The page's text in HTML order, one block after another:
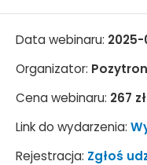
Data webinaru: 2025-
Organizator: Pozytron
Cena webinaru: 267 zł
Link do wydarzenia:
Rejestracja: Zgłoś